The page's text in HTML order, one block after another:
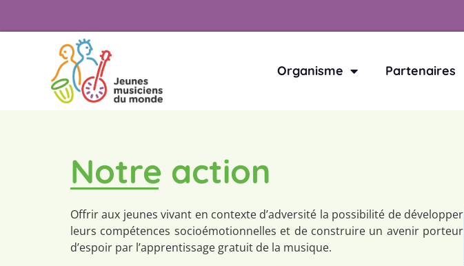
Organisme Partenaires
Notre action
Offrir aux jeunes vivant en contexte d’adversité la possibilité de développer
leurs compétences socioémotionnelles et de construire un avenir porteur
d’espoir par l’apprentissage gratuit de la musique.